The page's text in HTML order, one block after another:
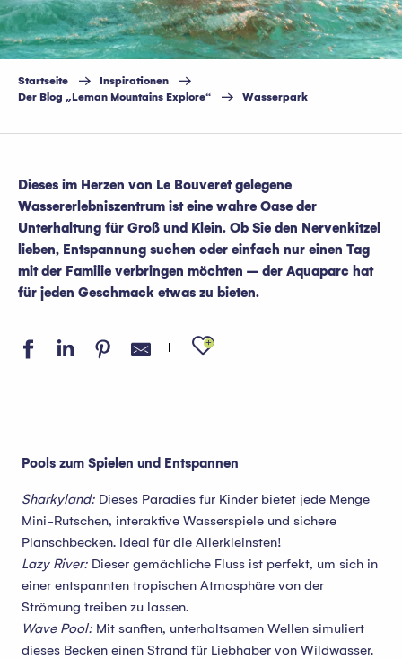
Startseite
Inspirationen
Der Blog „Leman Mountains Explore“
Wasserpark
Dieses im Herzen von Le Bouveret gelegene
Wassererlebniszentrum ist eine wahre Oase der
Unterhaltung für Groß und Klein. Ob Sie den Nervenkitzel
lieben, Entspannung suchen oder einfach nur einen Tag
mit der Familie verbringen möchten – der Aquaparc hat
für jeden Geschmack etwas zu bieten.
Ajouter aux
Pools zum Spielen und Entspannen
Sharkyland: Dieses Paradies für Kinder bietet jede Menge
Mini-Rutschen, interaktive Wasserspiele und sichere
Planschbecken. Ideal für die Allerkleinsten!
Lazy River: Dieser gemächliche Fluss ist perfekt, um sich in
einer entspannten tropischen Atmosphäre von der
Strömung treiben zu lassen.
Wave Pool: Mit sanften, unterhaltsamen Wellen simuliert
dieses Becken einen Strand für Liebhaber von Wildwasser.